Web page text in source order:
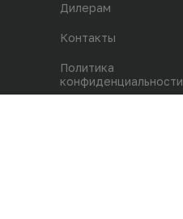
Политика
конфиденциальности
Контакты
Дилерам